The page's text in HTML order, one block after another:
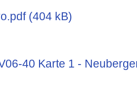
(404 kB)
40 Karte 1 -